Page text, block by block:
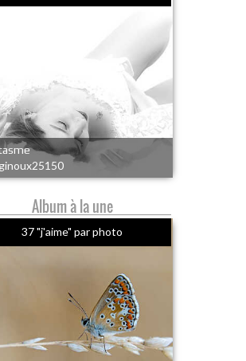
Album à la une
37 "j'aime" par photo